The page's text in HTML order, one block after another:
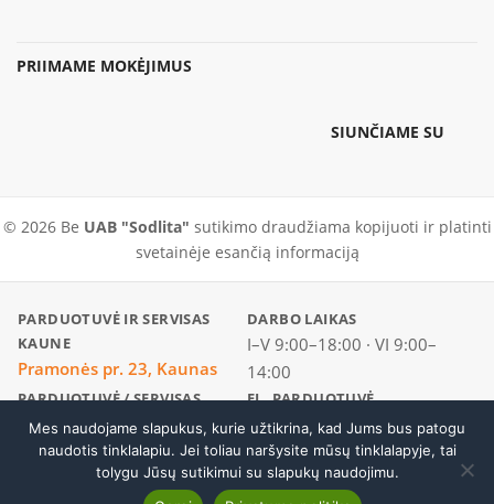
PRIIMAME MOKĖJIMUS
SIUNČIAME SU
© 2026 Be UAB "Sodlita" sutikimo draudžiama kopijuoti ir platinti
svetainėje esančią informaciją
PARDUOTUVĖ IR SERVISAS
KAUNE
Pramonės pr. 23, Kaunas
DARBO LAIKAS
I–V 9:00–18:00 · VI 9:00–
14:00
PARDUOTUVĖ / SERVISAS
+370 37 456296
EL. PARDUOTUVĖ
+370 600 19186
Skambinti
Grandiklis ledui ir šluotelė SnowXpert™
Mes naudojame slapukus, kurie užtikrina, kad Jums bus patogu
naudotis tinklalapiu. Jei toliau naršysite mūsų tinklalapyje, tai
tolygu Jūsų sutikimui su slapukų naudojimu.